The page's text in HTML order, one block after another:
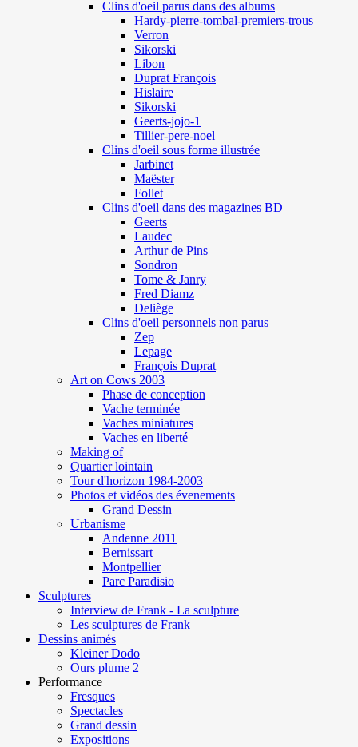
Clins d'oeil parus dans des albums
Hardy-pierre-tombal-premiers-trous
Verron
Sikorski
Libon
Duprat François
Hislaire
Sikorski
Geerts-jojo-1
Tillier-pere-noel
Clins d'oeil sous forme illustrée
Jarbinet
Maëster
Follet
Clins d'oeil dans des magazines BD
Geerts
Laudec
Arthur de Pins
Sondron
Tome & Janry
Fred Diamz
Deliège
Clins d'oeil personnels non parus
Zep
Lepage
François Duprat
Art on Cows 2003
Phase de conception
Vache terminée
Vaches miniatures
Vaches en liberté
Making of
Quartier lointain
Tour d'horizon 1984-2003
Photos et vidéos des évenements
Grand Dessin
Urbanisme
Andenne 2011
Bernissart
Montpellier
Parc Paradisio
Sculptures
Interview de Frank - La sculpture
Les sculptures de Frank
Dessins animés
Kleiner Dodo
Ours plume 2
Performance
Fresques
Spectacles
Grand dessin
Expositions